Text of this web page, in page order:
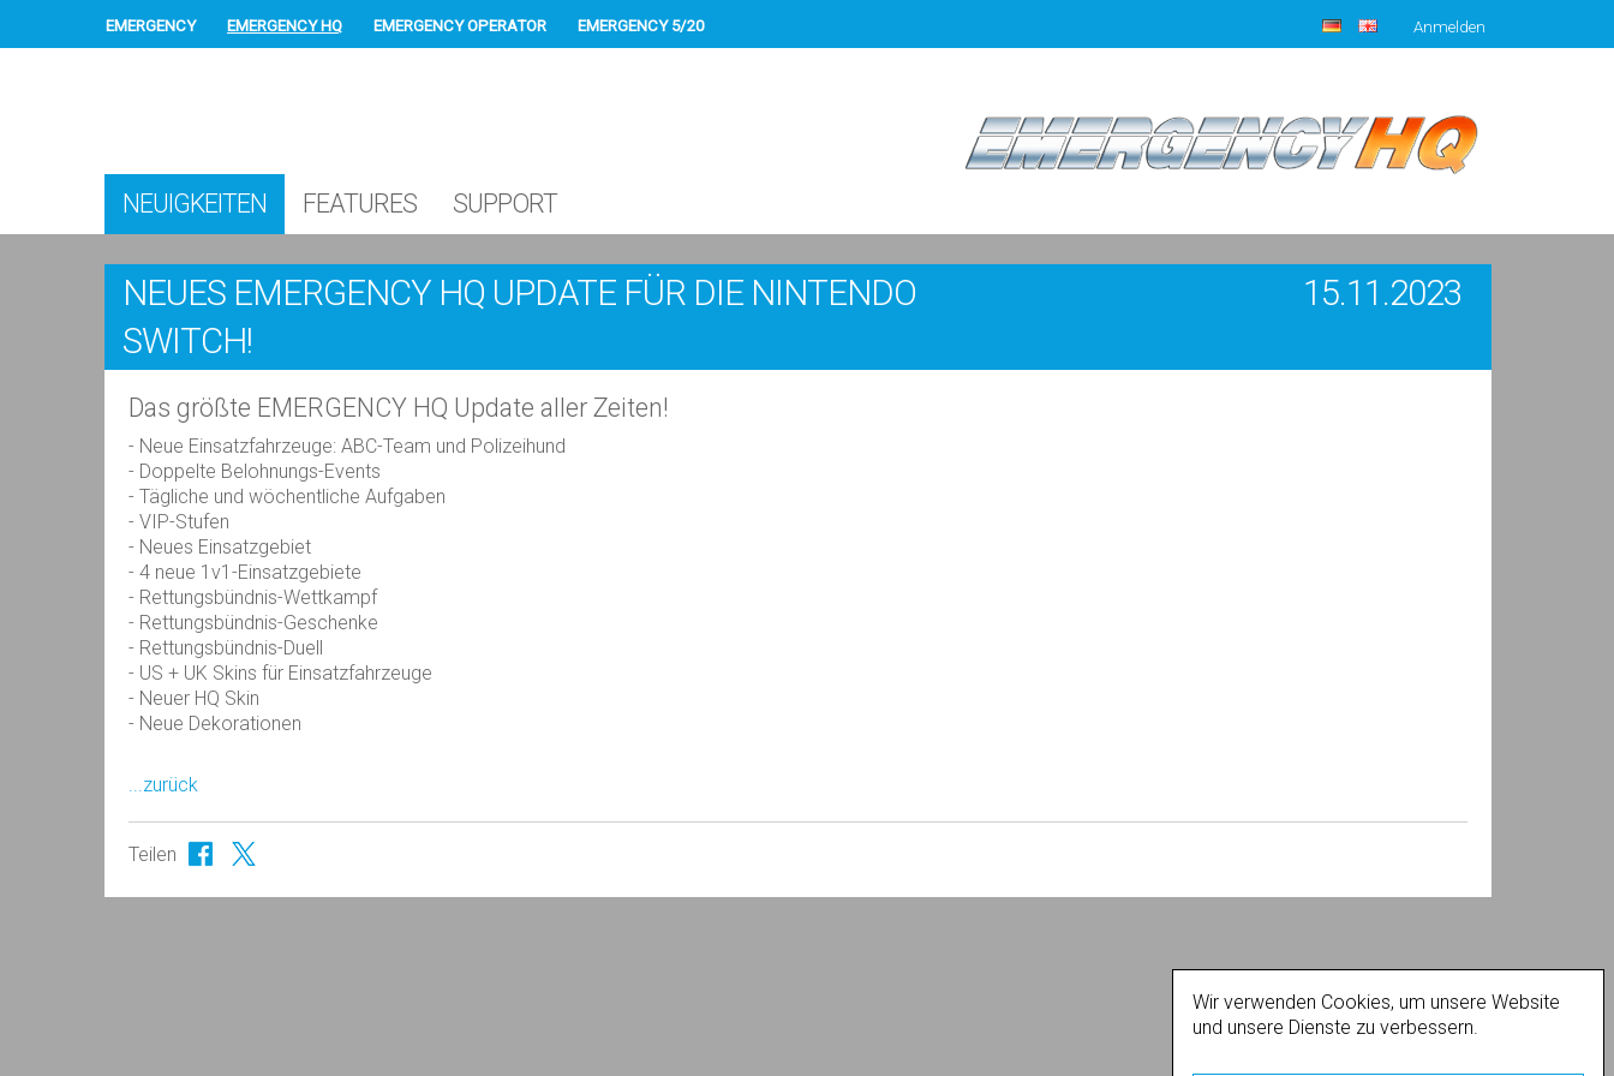
EMERGENCY EMERGENCY HQ EMERGENCY OPERATOR EMERGENCY 5/20 Anmelden
NEUIGKEITEN FEATURES SUPPORT
NEUES EMERGENCY HQ UPDATE FÜR DIE NINTENDO
SWITCH!
15.11.2023
Das größte EMERGENCY HQ Update aller Zeiten!
- Neue Einsatzfahrzeuge: ABC-Team und Polizeihund
- Doppelte Belohnungs-Events
- Tägliche und wöchentliche Aufgaben
- VIP-Stufen
- Neues Einsatzgebiet
- 4 neue 1v1-Einsatzgebiete
- Rettungsbündnis-Wettkampf
- Rettungsbündnis-Geschenke
- Rettungsbündnis-Duell
- US + UK Skins für Einsatzfahrzeuge
- Neuer HQ Skin
- Neue Dekorationen
...zurück
Teilen
Wir verwenden Cookies, um unsere Website
und unsere Dienste zu verbessern.